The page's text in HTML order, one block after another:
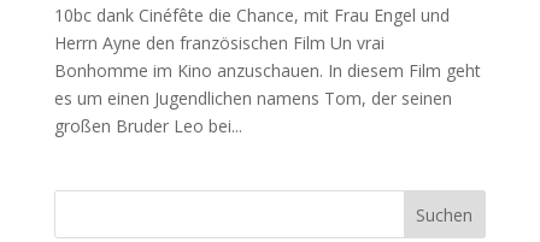
10bc dank Cinéfête die Chance, mit Frau Engel und
Herrn Ayne den französischen Film Un vrai
Bonhomme im Kino anzuschauen. In diesem Film geht
es um einen Jugendlichen namens Tom, der seinen
großen Bruder Leo bei...
Suchen